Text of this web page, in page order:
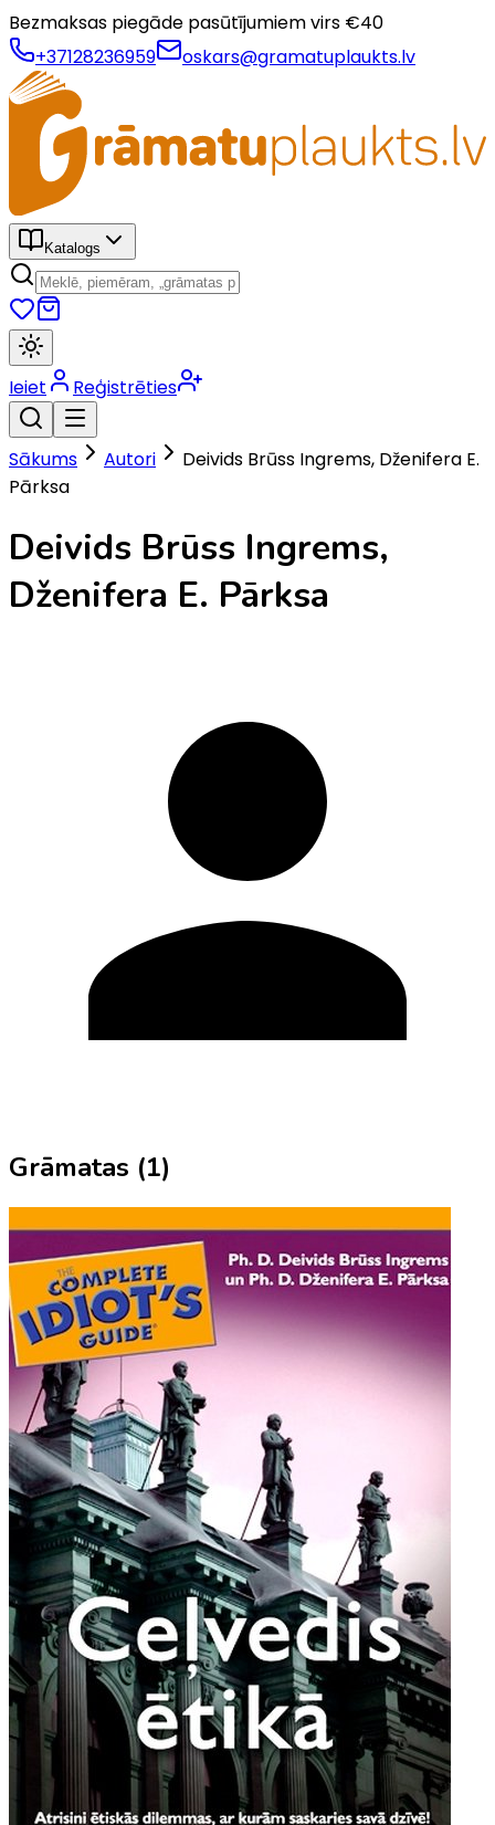
Bezmaksas piegāde pasūtījumiem virs €40
+37128236959
oskars@gramatuplaukts.lv
Katalogs
Ieiet Reģistrēties
Sākums Autori
Deivids Brūss Ingrems, Dženifera E.
Pārksa
Deivids Brūss Ingrems,
Dženifera E. Pārksa
Grāmatas (1)